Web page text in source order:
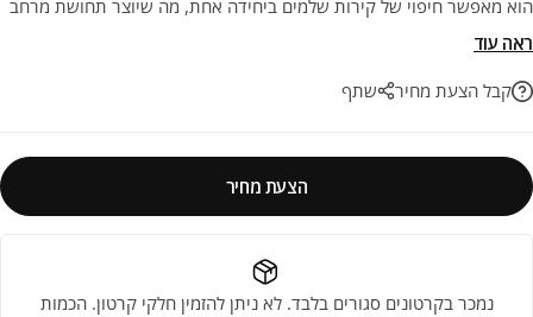
הוא מאפשר חיפוי של קירות שלמים ביחידה אחת, מה שיוצר תחושת מרחב
אינסופית ומראה רציף ומואר. הגוון הבהיר והטקסטורה הייחודית מעניקים
והעמידות הגבוהה של גרניט פורצלן איטלקי מובחר.
ראה עוד
קבל הצעת מחיר
שתף
הצעת מחיר
נמכר בקרטונים סגורים בלבד. לא ניתן להזמין חלקי קרטון. הכמות